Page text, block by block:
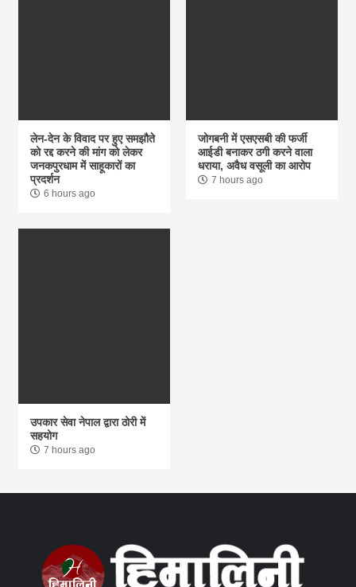
लेन-देन के विवाद पर हुए समझौते
को रद्द करने की मांग को लेकर
जनकपुरधाम में साहूकारों का
प्रदर्शन
6 hours ago
जोगबनी में एसएसबी की फर्जी
आईडी बनाकर ठगी करने वाला
धराया, अवैध वसूली का आरोप
7 hours ago
उपकार सेवा नेपाल द्वारा ठोरी में
सहयोग
7 hours ago